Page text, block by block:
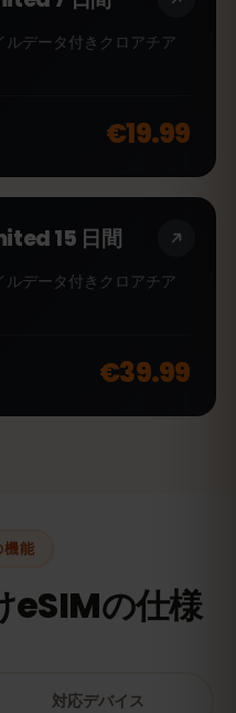
データ付きクロアチア
€19.99
15 日間
データ付きクロアチア
€39.99
機能
eSIMの仕様
対応デバイス